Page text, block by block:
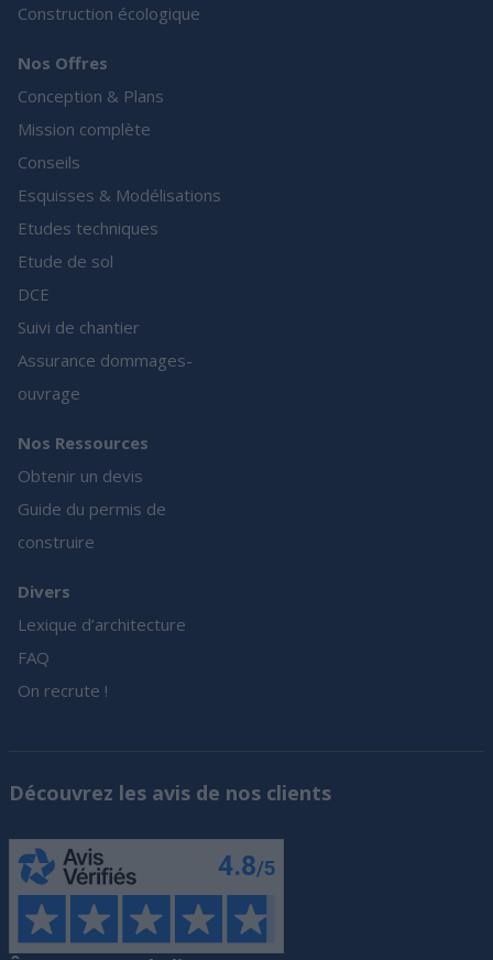
Construction écologique
Nos Offres
Conception & Plans
Mission complète
Conseils
Esquisses & Modélisations
Etudes techniques
Etude de sol
DCE
Suivi de chantier
Assurance dommages-
ouvrage
Nos Ressources
Obtenir un devis
Guide du permis de
construire
Divers
Lexique d’architecture
FAQ
On recrute !
Découvrez les avis de nos clients